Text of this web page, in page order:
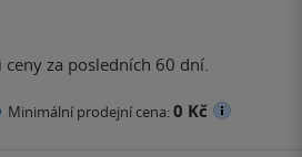
za posledních 60 dní.
Minimální prodejní cena:0 Kč